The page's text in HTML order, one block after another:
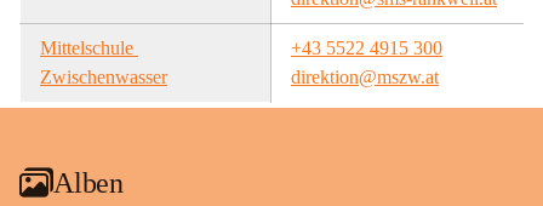
Mittelschule
Zwischenwasser
+43 5522 4915 300
direktion@mszw.at
Alben